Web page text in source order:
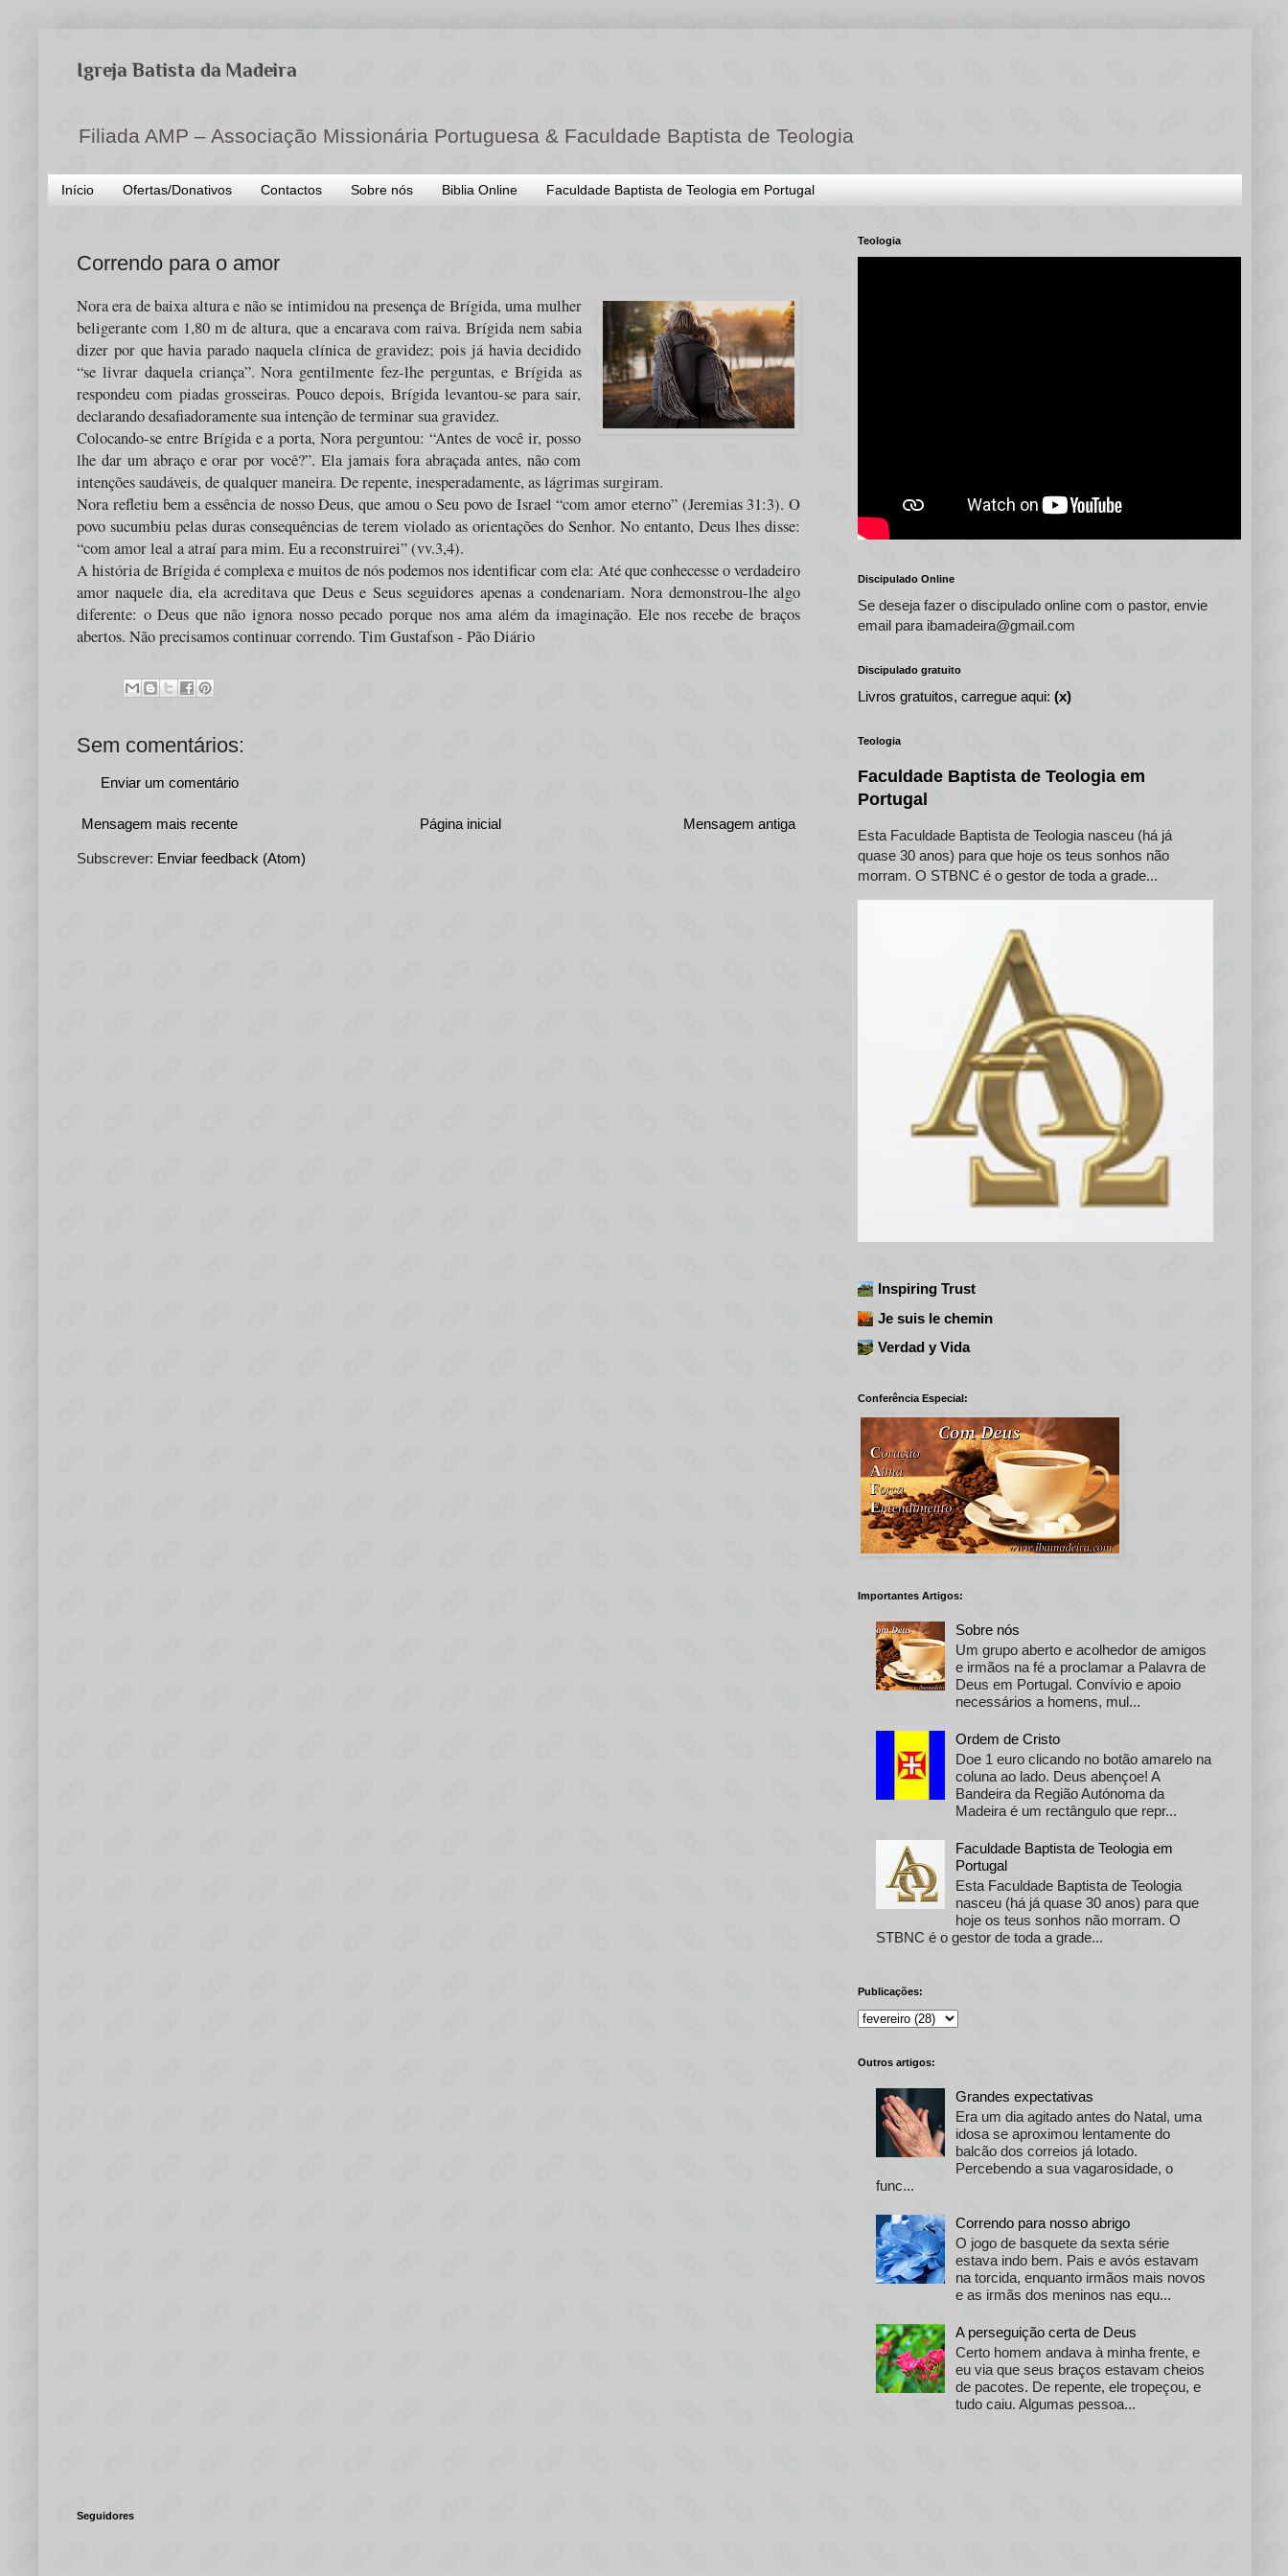
Igreja Batista da Madeira
Filiada AMP – Associação Missionária Portuguesa & Faculdade Baptista de Teologia
Início Ofertas/Donativos Contactos Sobre nós Biblia Online Faculdade Baptista de Teologia em Portugal
Correndo para o amor
Nora era de baixa altura e não se intimidou na presença de Brígida, uma mulher
beligerante com 1,80 m de altura, que a encarava com raiva. Brígida nem sabia
dizer por que havia parado naquela clínica de gravidez; pois já havia decidido
“se livrar daquela criança”. Nora gentilmente fez-lhe perguntas, e Brígida as
respondeu com piadas grosseiras. Pouco depois, Brígida levantou-se para sair,
declarando desafiadoramente sua intenção de terminar sua gravidez.
Colocando-se entre Brígida e a porta, Nora perguntou: “Antes de você ir, posso
lhe dar um abraço e orar por você?”. Ela jamais fora abraçada antes, não com
intenções saudáveis, de qualquer maneira. De repente, inesperadamente, as lágrimas surgiram.
Nora refletiu bem a essência de nosso Deus, que amou o Seu povo de Israel “com amor eterno” (Jeremias 31:3). O
povo sucumbiu pelas duras consequências de terem violado as orientações do Senhor. No entanto, Deus lhes disse:
“com amor leal a atraí para mim. Eu a reconstruirei” (vv.3,4).
A história de Brígida é complexa e muitos de nós podemos nos identificar com ela: Até que conhecesse o verdadeiro
amor naquele dia, ela acreditava que Deus e Seus seguidores apenas a condenariam. Nora demonstrou-lhe algo
diferente: o Deus que não ignora nosso pecado porque nos ama além da imaginação. Ele nos recebe de braços
abertos. Não precisamos continuar correndo. Tim Gustafson - Pão Diário
Sem comentários:
Enviar um comentário
Mensagem mais recente Mensagem antiga
Página inicial
Subscrever: Enviar feedback (Atom)
Teologia
Discipulado Online
Se deseja fazer o discipulado online com o pastor, envie
email para ibamadeira@gmail.com
Discipulado gratuito
Livros gratuitos, carregue aqui: (x)
Teologia
Faculdade Baptista de Teologia em
Portugal
Esta Faculdade Baptista de Teologia nasceu (há já
quase 30 anos) para que hoje os teus sonhos não
morram. O STBNC é o gestor de toda a grade...
Inspiring Trust
Je suis le chemin
Verdad y Vida
Conferência Especial:
Importantes Artigos:
Sobre nós
Um grupo aberto e acolhedor de amigos
e irmãos na fé a proclamar a Palavra de
Deus em Portugal. Convívio e apoio
necessários a homens, mul...
Ordem de Cristo
Doe 1 euro clicando no botão amarelo na
coluna ao lado. Deus abençoe! A
Bandeira da Região Autónoma da
Madeira é um rectângulo que repr...
Faculdade Baptista de Teologia em
Portugal
Esta Faculdade Baptista de Teologia
nasceu (há já quase 30 anos) para que
hoje os teus sonhos não morram. O
STBNC é o gestor de toda a grade...
Publicações:
Outros artigos:
Grandes expectativas
Era um dia agitado antes do Natal, uma
idosa se aproximou lentamente do
balcão dos correios já lotado.
Percebendo a sua vagarosidade, o
func...
Correndo para nosso abrigo
O jogo de basquete da sexta série
estava indo bem. Pais e avós estavam
na torcida, enquanto irmãos mais novos
e as irmãs dos meninos nas equ...
A perseguição certa de Deus
Certo homem andava à minha frente, e
eu via que seus braços estavam cheios
de pacotes. De repente, ele tropeçou, e
tudo caiu. Algumas pessoa...
Seguidores